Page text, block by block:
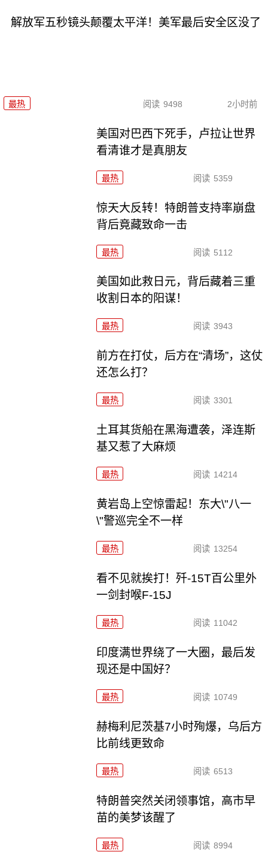
解放军五秒镜头颠覆太平洋！美军最后安全区没了
最热 阅读 9498 2小时前
美国对巴西下死手，卢拉让世界
看清谁才是真朋友
最热 阅读 5359
惊天大反转！特朗普支持率崩盘
背后竟藏致命一击
最热 阅读 5112
美国如此救日元，背后藏着三重
收割日本的阳谋！
最热 阅读 3943
前方在打仗，后方在“清场”，这仗
还怎么打？
最热 阅读 3301
土耳其货船在黑海遭袭，泽连斯
基又惹了大麻烦
最热 阅读 14214
黄岩岛上空惊雷起！东大\"八一
\"警巡完全不一样
最热 阅读 13254
看不见就挨打！歼-15T百公里外
一剑封喉F-15J
最热 阅读 11042
印度满世界绕了一大圈，最后发
现还是中国好？
最热 阅读 10749
赫梅利尼茨基7小时殉爆，乌后方
比前线更致命
最热 阅读 6513
特朗普突然关闭领事馆，高市早
苗的美梦该醒了
最热 阅读 8994